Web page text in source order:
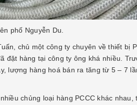
phố Nguyễn Du.
chủ một công ty chuyên về thiết bị
đặt hàng tại công ty ông khá nhiều.
lượng hàng hoá bán ra tăng từ 5 – 7
chủng loại hàng PCCC khác